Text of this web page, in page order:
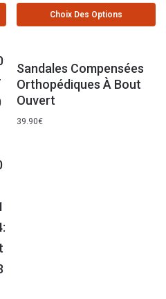
Choix Des Options
Sandales Compensées
Orthopédiques À Bout
Ouvert
39.90€